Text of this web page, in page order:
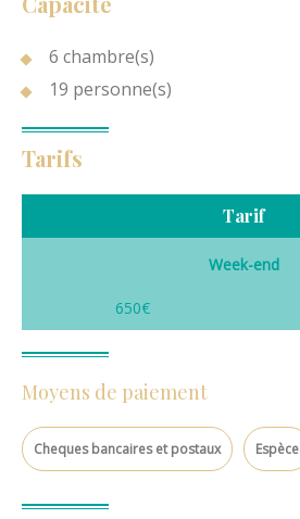
6 chambre(s)
19 personne(s)
Tarifs
Tarif
Week-end
650€
Moyens de paiement
Cheques bancaires et postaux Espèce